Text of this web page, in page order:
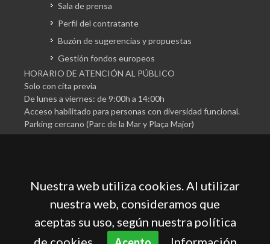
Sala de prensa
Perfil del contratante
Buzón de sugerencias y propuestas
Gestión fondos europeos
HORARIO DE ATENCIÓN AL PÚBLICO
Solo con cita previa
De lunes a viernes: de 9:00h a 14:00h
Acceso habilitado para personas con diversidad funcional.
Parking cercano (Parc de la Mar y Plaça Major)
Cámara Oficial de Comercio, Industria, Servicios y
Navegación de Mallorca
Nuestra web utiliza cookies. Al utilizar
nuestra web, consideramos que
aceptas su uso, según nuestra política